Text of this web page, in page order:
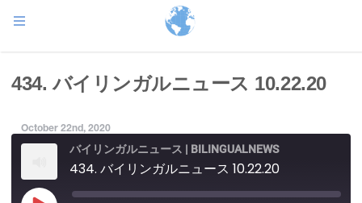
434. バイリンガルニュース 10.22.20
October 22nd, 2020
バイリンガルニュース | BILINGUALNEWS
434. バイリンガルニュース 10.22.20